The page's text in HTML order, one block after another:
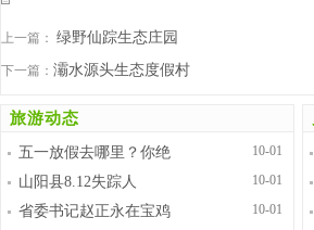
上一篇： 绿野仙踪生态庄园
下一篇： 灞水源头生态度假村
旅游动态
10-01
五一放假去哪里？你绝
10-01
山阳县8.12失踪人
10-01
省委书记赵正永在宝鸡